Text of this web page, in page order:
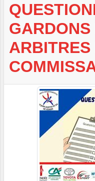
ARBITRES